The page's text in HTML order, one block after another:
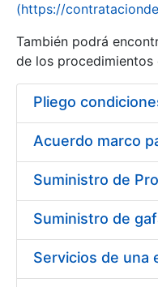
(https://
También podrá
de los procedimientos